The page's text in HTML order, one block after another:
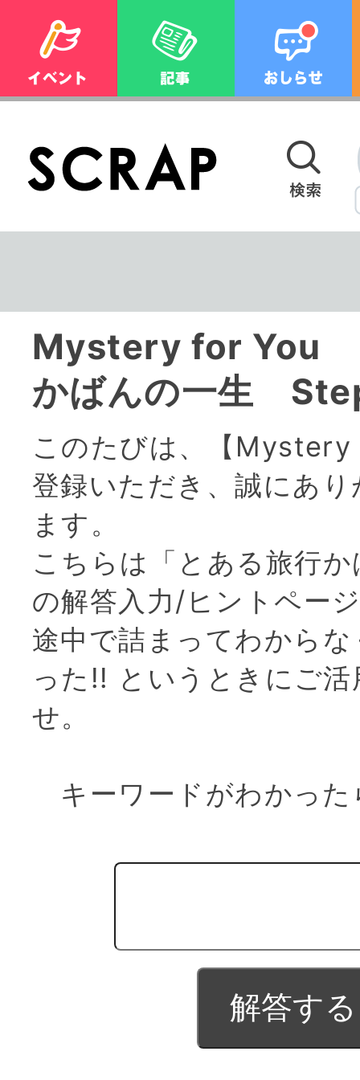
Mystery for You
かばんの一生
このたびは、【
登録いただき、誠にあ
ます。
こちらは「とある旅行
の解答入力/ヒントペー
途中で詰まってわから
った!! というときにご
せ。
キーワードがわかっ